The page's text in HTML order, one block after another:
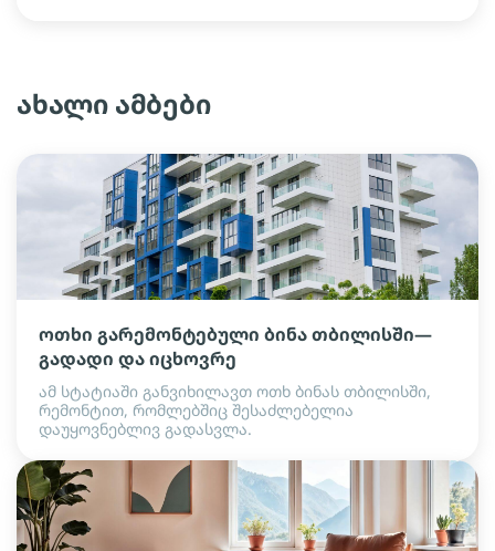
ახალი ამბები
ოთხი გარემონტებული ბინა თბილისში—
გადადი და იცხოვრე
ამ სტატიაში განვიხილავთ ოთხ ბინას თბილისში,
რემონტით, რომლებშიც შესაძლებელია
დაუყოვნებლივ გადასვლა.